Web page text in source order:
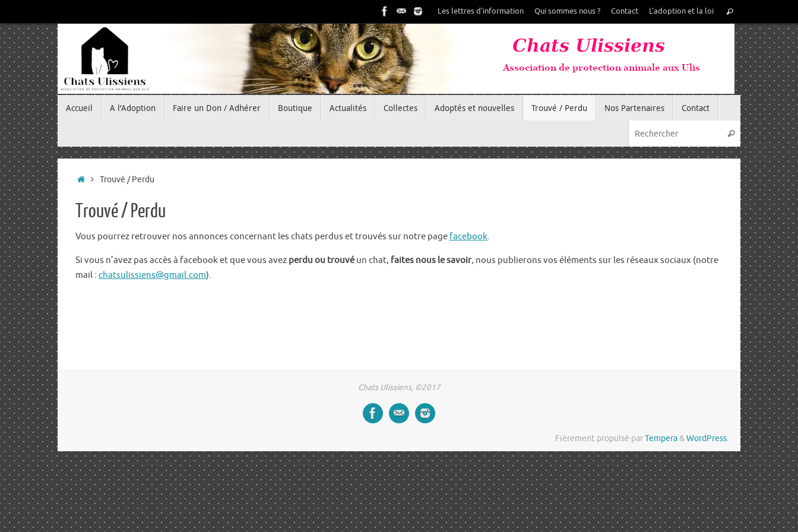
au
contenu
Les lettres d’information Qui sommes nous ? Contact L’adoption et la loi
pour
Rechercher
au
contenu
Accueil A l’Adoption Faire un Don / Adhérer Boutique Actualités Collectes Adoptés et nouvelles Trouvé / Perdu Nos Partenaires
Contact
Recherche
Rechercher
Accueil
Trouvé / Perdu
Trouvé / Perdu
Vous pourrez retrouver nos annonces concernant les chats perdus et trouvés sur notre page facebook.
Si vous n’avez pas accès à facebook et que vous avez perdu ou trouvéun chat, faites nous le savoir, nous publierons vos éléments sur les réseaux sociaux (notre
mail : chatsulissiens@gmail.com).
Chats Ulissiens, ©2017
Fièrement propulsé parTempera&WordPress.